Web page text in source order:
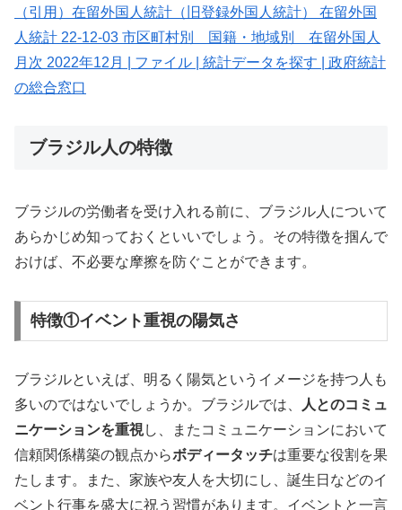
（引用）在留外国人統計（旧登録外国人統計） 在留外国
人統計 22-12-03 市区町村別 国籍・地域別 在留外国人
月次 2022年12月 | ファイル | 統計データを探す | 政府統計
の総合窓口
ブラジル人の特徴
ブラジルの労働者を受け入れる前に、ブラジル人について
あらかじめ知っておくといいでしょう。その特徴を掴んで
おけば、不必要な摩擦を防ぐことができます。
特徴①イベント重視の陽気さ
ブラジルといえば、明るく陽気というイメージを持つ人も
多いのではないでしょうか。ブラジルでは、
人とのコミュ
ニケーションを重視し、またコミュニケーションにおいて
信頼関係構築の観点からボディータッチは重要な役割を果
たします。また、家族や友人を大切にし、誕生日などのイ
ベント行事を盛大に祝う習慣があります。イベントと一言